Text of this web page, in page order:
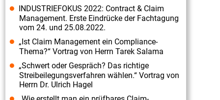
INDUSTRIEFOKUS 2022: Contract & Claim
Management. Erste Eindrücke der Fachtagung
vom 24. und 25.08.2022.
„Ist Claim Management ein Compliance-
Thema?“ Vortrag von Herrn Tarek Salama
„Schwert oder Gespräch? Das richtige
Streibeilegungsverfahren wählen.“ Vortrag von
Herrn Dr. Ulrich Hagel